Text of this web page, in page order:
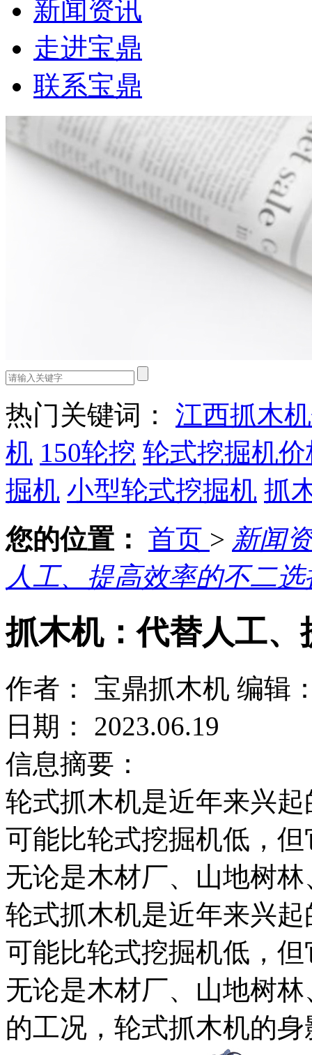
新闻资讯
走进宝鼎
联系宝鼎
热门关键词： 江西抓木
机 150轮挖 轮式挖掘机
掘机 小型轮式挖掘机 抓
您的位置： 首页 > 新闻
人工、提高效率的不二选
抓木机：代替人工
作者： 宝鼎抓木机 编辑
日期： 2023.06.19
信息摘要：
轮式抓木机是近年来兴
可能比轮式挖掘机低，
无论是木材厂、山地树
轮式抓木机是近年来兴
可能比轮式挖掘机低，
无论是木材厂、山地树
的工况，轮式抓木机的